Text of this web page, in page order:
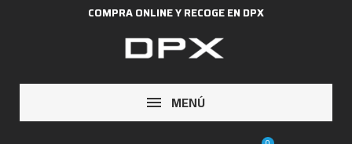
COMPRA ONLINE Y RECOGE EN DPX
MENÚ